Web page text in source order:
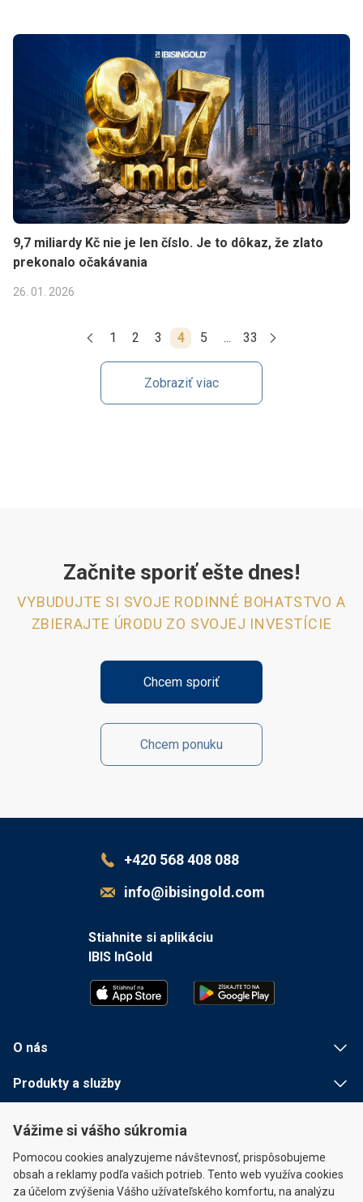
Vážime si vášho súkromia
Pomocou cookies analyzujeme návštevnosť, prispôsobujeme
obsah a reklamy podľa vašich potrieb. Tento web využíva cookies
za účelom zvýšenia Vášho užívateľského komfortu, na analýzu
9,7 miliardy Kč nie je len číslo. Je to dôkaz, že zlato
prekonalo očakávania
26. 01. 2026
1 2 3 4 5 ... 33
Zobraziť viac
Začnite sporiť ešte dnes!
VYBUDUJTE SI SVOJE RODINNÉ BOHATSTVO A
ZBIERAJTE ÚRODU ZO SVOJEJ INVESTÍCIE
Chcem sporiť
Chcem ponuku
+420 568 408 088
info@ibisingold.com
Stiahnite si aplikáciu
IBIS InGold
O nás
Produkty a služby
Rychlé odkazy